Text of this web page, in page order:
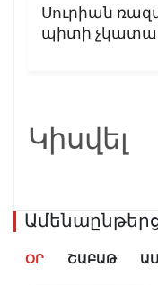
Սուրիան
պիտի
Կիսվել
ՕՐ ՇԱԲԱԹ